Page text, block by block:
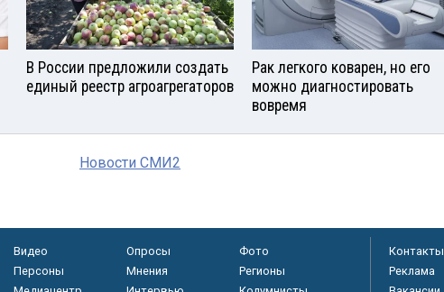
В России предложили создать
единый реестр агроагрегаторов
Рак легкого коварен, но его
можно диагностировать
вовремя
Новости СМИ2
Видео Опросы
Фото
Персоны
Мнения
Регионы
Контакты
Реклама